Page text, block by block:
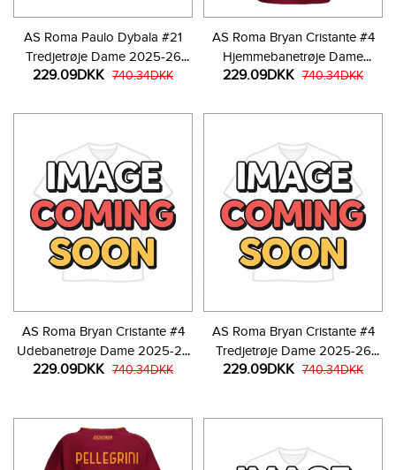
AS Roma Paulo Dybala #21
Tredjetrøje Dame 2025-26
Kortærmet
229.09DKK 740.34DKK
AS Roma Bryan Cristante #4
Hjemmebanetrøje Dame
2025-26 Kortærmet
229.09DKK 740.34DKK
AS Roma Bryan Cristante #4
Udebanetrøje Dame 2025-26
Kortærmet
229.09DKK 740.34DKK
AS Roma Bryan Cristante #4
Tredjetrøje Dame 2025-26
Kortærmet
229.09DKK 740.34DKK